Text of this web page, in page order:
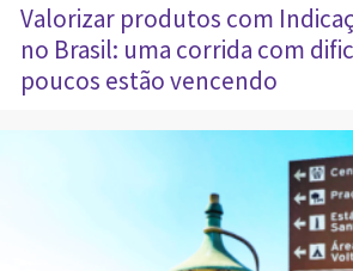
Valorizar produtos com
no Brasil: uma corrida com
poucos estão vencendo